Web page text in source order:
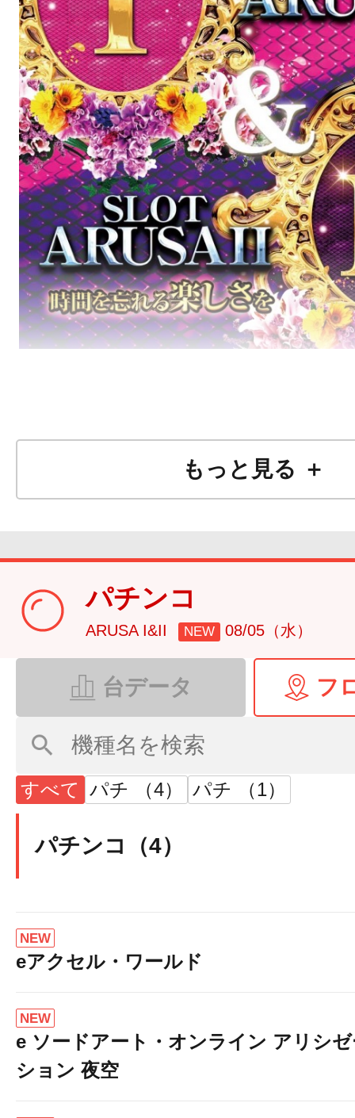
お気に入り登録頂き
店舗からの最新のお
す！
もっと見る ＋
パチンコ
ARUSA I&II NEW 08/05（水）
台データ フ
すべて パチ （4） パチ （1）
パチンコ（4）
NEW
eアクセル・ワールド
NEW
e ソードアート・オンライン アリシ
ション 夜空